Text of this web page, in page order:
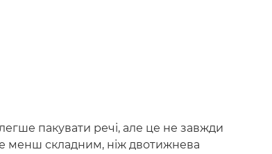
пакувати речі, але це не завжди
менш складним, ніж двотижнева